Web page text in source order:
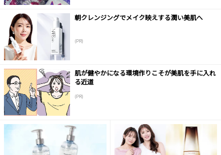
朝クレンジングでメイク映えする潤い美肌へ
(PR)
肌が健やかになる環境作りこそが美肌を手に入れ
る近道
(PR)